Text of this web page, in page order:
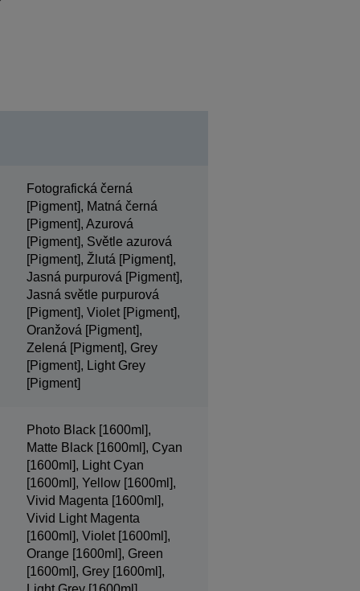
Fotografická černá
[Pigment], Matná černá
[Pigment], Azurová
[Pigment], Světle azurová
[Pigment], Žlutá [Pigment],
Jasná purpurová [Pigment],
Jasná světle purpurová
[Pigment], Violet [Pigment],
Oranžová [Pigment],
Zelená [Pigment], Grey
[Pigment], Light Grey
[Pigment]
Photo Black [1600ml],
Matte Black [1600ml], Cyan
[1600ml], Light Cyan
[1600ml], Yellow [1600ml],
Vivid Magenta [1600ml],
Vivid Light Magenta
[1600ml], Violet [1600ml],
Orange [1600ml], Green
[1600ml], Grey [1600ml],